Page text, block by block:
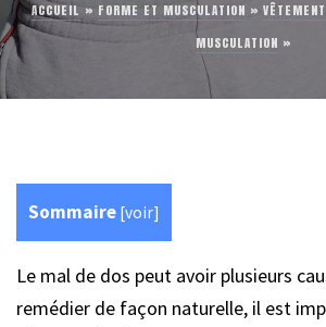
ACCUEIL » FORME ET MUSCULATION »
MUSCULATION »
Sommaire [voir]
Le mal de dos peut avoir plusieurs
remédier de façon naturelle, il est